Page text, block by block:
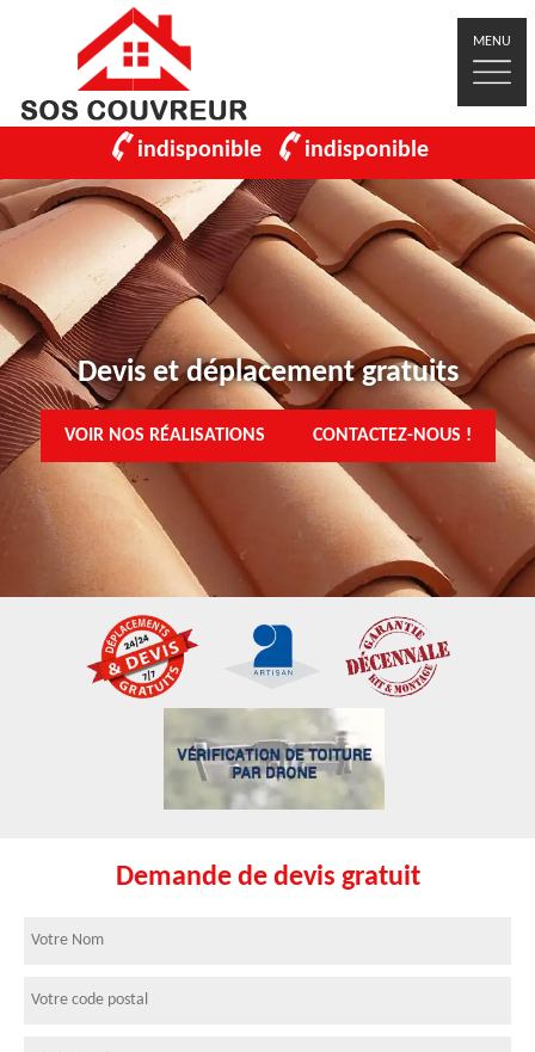
MENU
indisponible indisponible
Devis et déplacement gratuits
VOIR NOS RÉALISATIONS CONTACTEZ-NOUS !
Demande de devis gratuit